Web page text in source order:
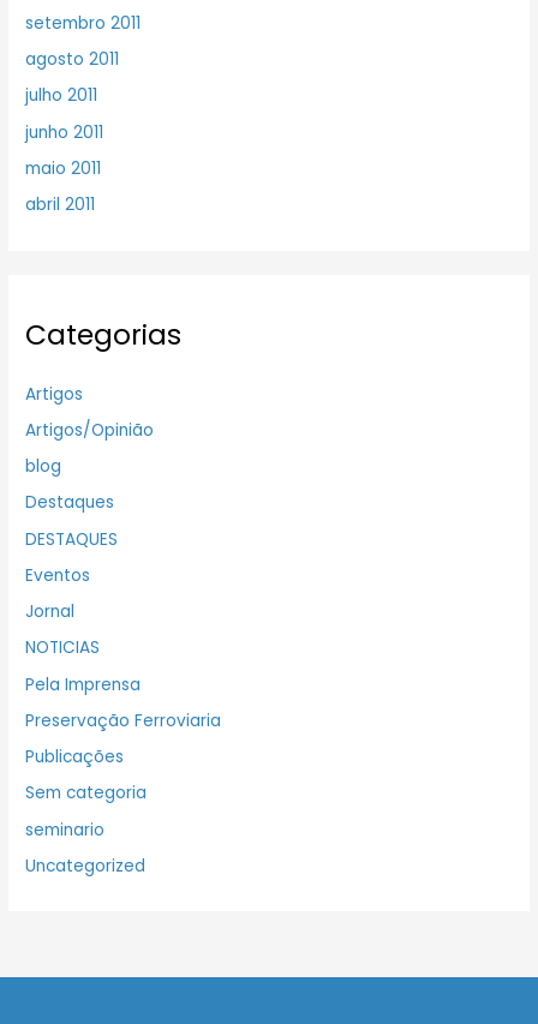
setembro 2011
agosto 2011
julho 2011
junho 2011
maio 2011
abril 2011
Categorias
Artigos
Artigos/Opinião
blog
Destaques
DESTAQUES
Eventos
Jornal
NOTICIAS
Pela Imprensa
Preservação Ferroviaria
Publicações
Sem categoria
seminario
Uncategorized